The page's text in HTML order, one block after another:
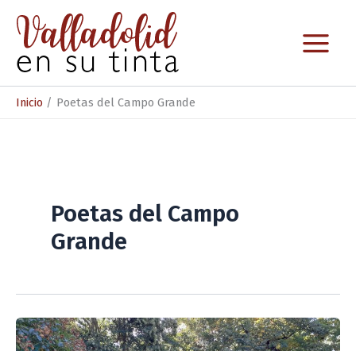
contenido
Inicio Poetas del Campo Grande
Poetas del Campo
Grande